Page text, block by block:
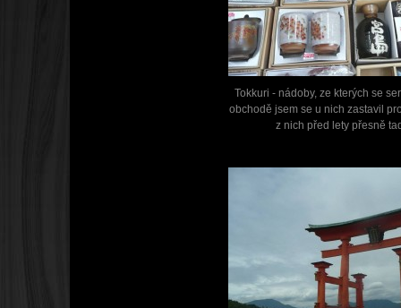
Tokkuri - nádoby, ze kterých se
obchodě jsem se u nich zastavil
z nich před lety přesně